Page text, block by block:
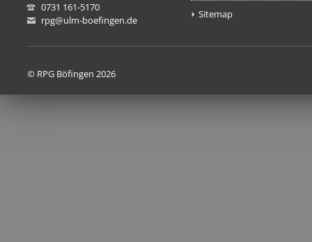
0731 161-5170
rpg@ulm-boefingen.de
Sitemap
© RPG Böfingen 2026